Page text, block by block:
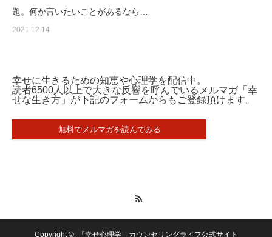
題。何か言いたいことがあるなら…
2021.12.14
幸せに生きるための知恵や心理学を配信中。
読者6500人以上で大きな反響を呼んでいるメルマガ「幸
せな生き方」が下記のフォームからもご登録頂けます。
無料でメルマガを読んでみる
Copyright © 「幸せ心理学」カウンセリングライフ公式サイト